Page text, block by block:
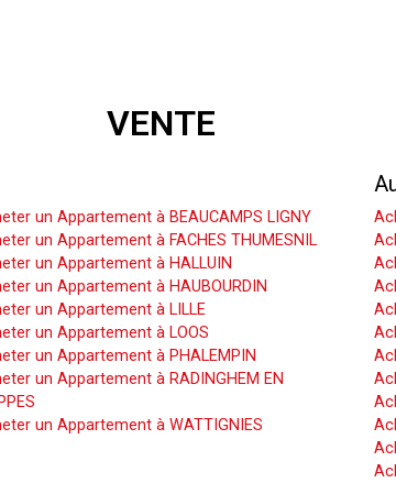
VENTE
un Appartement à BEAUCAMPS LIGNY
un Appartement à FACHES THUMESNIL
un Appartement à HALLUIN
un Appartement à HAUBOURDIN
un Appartement à LILLE
un Appartement à LOOS
un Appartement à PHALEMPIN
un Appartement à RADINGHEM EN
un Appartement à WATTIGNIES